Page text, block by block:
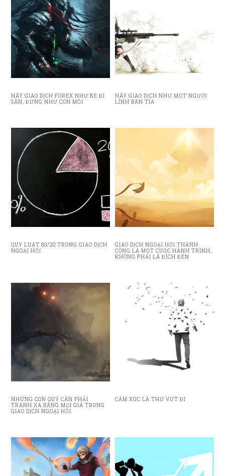
HÃY GIAO DỊCH FOREX NHƯ KẺ ĐI
SĂN, ĐỪNG NHƯ CON MỒI
HÃY GIAO DỊCH NHƯ MỘT NGƯỜI
LÍNH BẮN TỈA
QUY LUẬT 80/20 TRONG GIAO DỊCH
NGOẠI HỐI
GIAO DỊCH NGOẠI HỐI THÀNH
CÔNG LÀ MỘT CUỘC HÀNH TRÌNH,
KHÔNG PHẢI LÀ ĐÍCH ĐẾN
NHỮNG CON QUỶ CẦN PHẢI
TRÁNH XA BẰNG MỌI GIÁ TRONG
GIAO DỊCH NGOẠI HỐI
CẢM XÚC LÀ THỨ VỨT ĐI